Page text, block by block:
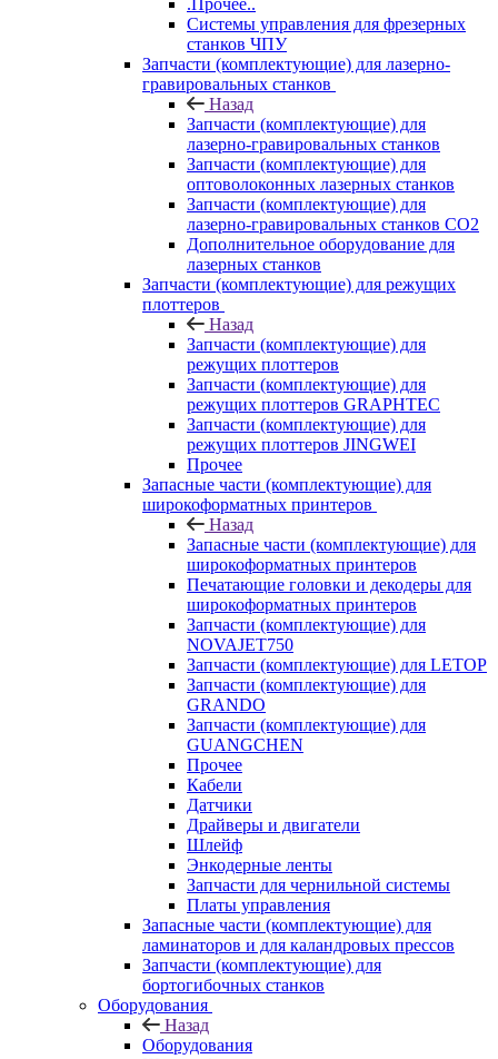
.Прочее..
Системы управления для фрезерных
станков ЧПУ
Запчасти (комплектующие) для лазерно-
гравировальных станков
Назад
Запчасти (комплектующие) для
лазерно-гравировальных станков
Запчасти (комплектующие) для
оптоволоконных лазерных станков
Запчасти (комплектующие) для
лазерно-гравировальных станков CO2
Дополнительное оборудование для
лазерных станков
Запчасти (комплектующие) для режущих
плоттеров
Назад
Запчасти (комплектующие) для
режущих плоттеров
Запчасти (комплектующие) для
режущих плоттеров GRAPHTEC
Запчасти (комплектующие) для
режущих плоттеров JINGWEI
Прочее
Запасные части (комплектующие) для
широкоформатных принтеров
Назад
Запасные части (комплектующие) для
широкоформатных принтеров
Печатающие головки и декодеры для
широкоформатных принтеров
Запчасти (комплектующие) для
NOVAJET750
Запчасти (комплектующие) для LETOP
Запчасти (комплектующие) для
GRANDO
Запчасти (комплектующие) для
GUANGCHEN
Прочее
Кабели
Датчики
Драйверы и двигатели
Шлейф
Энкодерные ленты
Запчасти для чернильной системы
Платы управления
Запасные части (комплектующие) для
ламинаторов и для каландровых прессов
Запчасти (комплектующие) для
бортогибочных станков
Оборудования
Назад
Оборудования